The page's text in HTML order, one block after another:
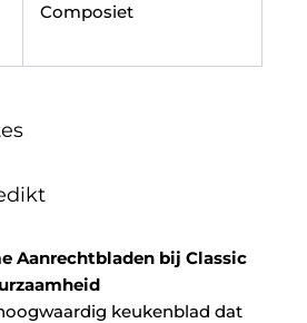
Composiet
Aanrechtbladen bij Classic
keukenblad dat